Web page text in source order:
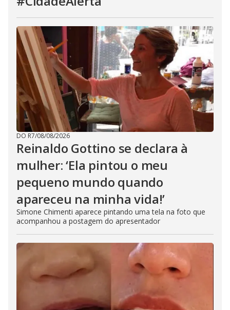
DO R7/08/08/2026
Reinaldo Gottino se declara à
mulher: ‘Ela pintou o meu
pequeno mundo quando
apareceu na minha vida!’
Simone Chimenti aparece pintando uma tela na foto que
acompanhou a postagem do apresentador